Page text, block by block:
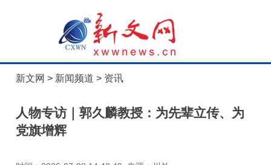
新文网 > 新闻频道 > 资讯
人物专访｜郭久麟教授：为先辈立传、为
党旗增辉